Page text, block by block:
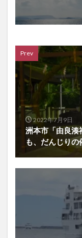
Prev
2022年7月9日
洲本市「由良
も、だんじり